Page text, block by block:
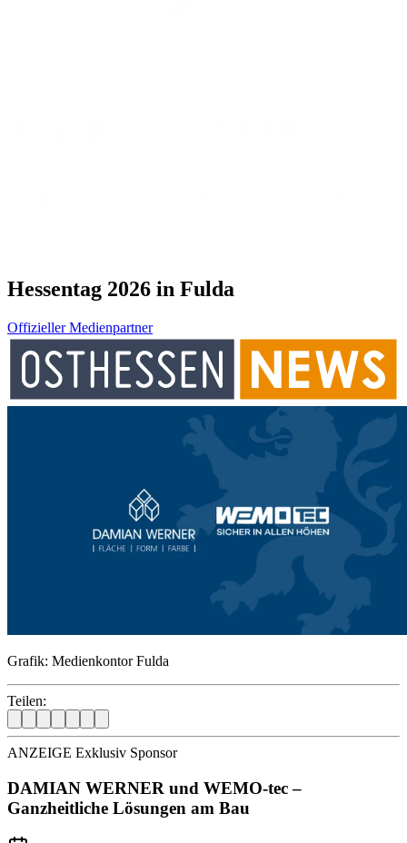
Hessentag 2026 in Fulda
Offizieller Medienpartner
Grafik: Medienkontor Fulda
Teilen:
ANZEIGE Exklusiv Sponsor
DAMIAN WERNER und WEMO-tec –
Ganzheitliche Lösungen am Bau